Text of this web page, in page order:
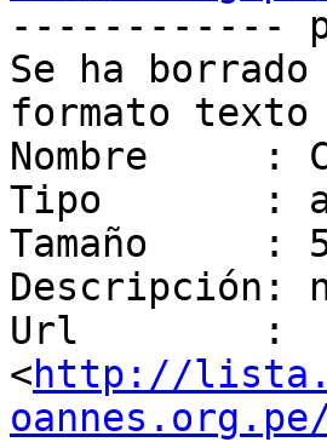
------------
Se ha
formato
Nombre     :
Tipo       :
Tamaño     :
Descripción:
Url        :
<http://